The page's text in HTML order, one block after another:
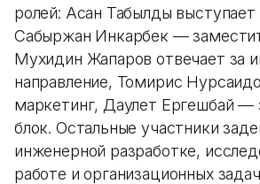
ролей: Асан Табылды
Сабыржан Инкарбек —
Мухидин Жапаров отвечает за
направление, Томирис
маркетинг, Даулет Ергешбай —
блок. Остальные участники
инженерной разработке,
работе и организационных